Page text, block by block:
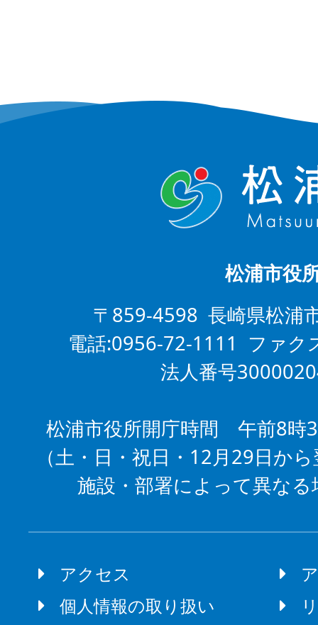
松浦市役
〒859-4598 長崎県松浦
電話:0956-72-1111 ファ
法人番号
松浦市役所開庁時間 午前8時
（土・日・祝日・12月29日か
施設・部署によって異な
アクセス
個人情報の取り扱い